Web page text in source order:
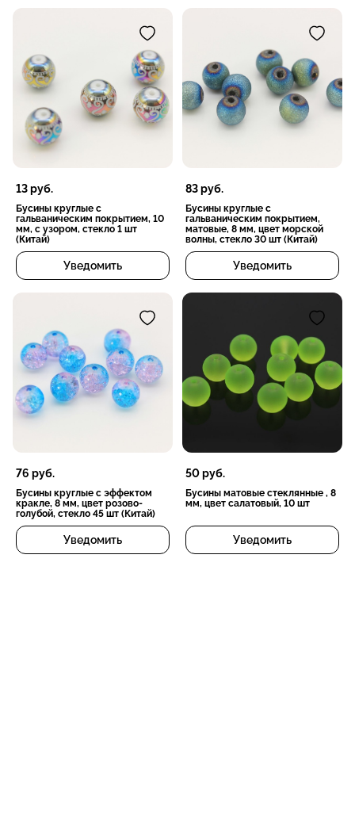
13руб.
Бусины круглые с
гальваническим покрытием, 10
мм, с узором, стекло 1 шт
(Китай)
Уведомить
83руб.
Бусины круглые с
гальваническим покрытием,
матовые, 8 мм, цвет морской
волны, стекло 30 шт (Китай)
Уведомить
76 руб.
Бусины круглые с эффектом
кракле, 8 мм, цвет розово-
голубой, стекло 45 шт (Китай)
Уведомить
50руб.
Бусины матовые стеклянные , 8
мм, цвет салатовый, 10 шт
Уведомить